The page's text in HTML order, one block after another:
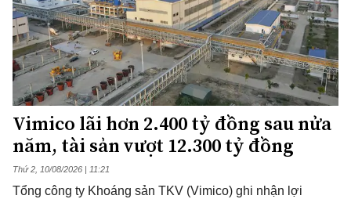
Vimico lãi hơn 2.400 tỷ đồng sau nửa
năm, tài sản vượt 12.300 tỷ đồng
Thứ 2, 10/08/2026 | 11:21
Tổng công ty Khoáng sản TKV (Vimico) ghi nhận lợi